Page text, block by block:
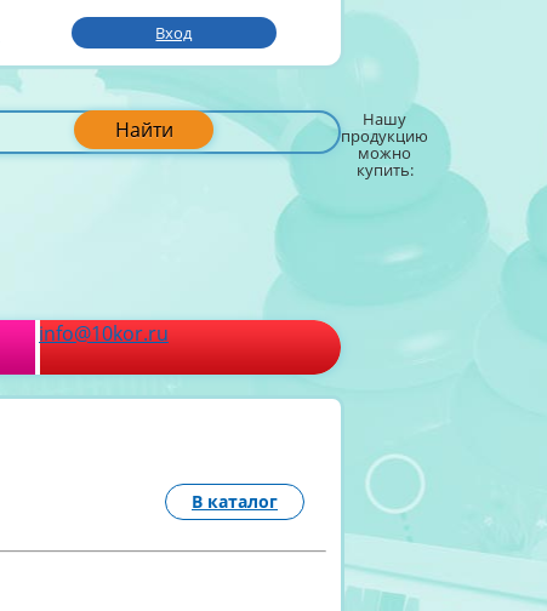
Вход
Найти Нашу
продукцию
можно
купить:
info@10kor.ru
В каталог